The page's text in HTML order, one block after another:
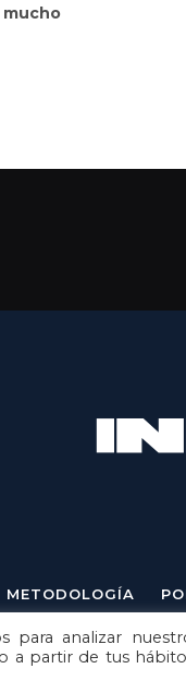
METODOLOGÍA
para analizar
a partir de tus